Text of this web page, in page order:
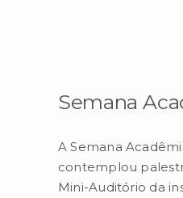
Semana
A Semana
contemplou
Mini-Auditório da